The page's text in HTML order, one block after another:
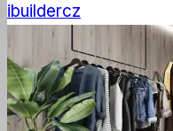
ibuildercz